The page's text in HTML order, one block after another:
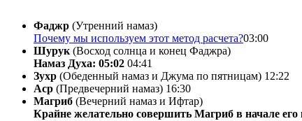
Фаджр (Утренний намаз)
Почему мы используем этот метод расчета?03:00
Шурук (Восход солнца и конец Фаджра)
Намаз Духа: 05:02 04:41
Зухр (Обеденный намаз и Джума по пятницам) 12:22
Аср (Предвечерний намаз) 16:30
Магриб (Вечерний намаз и Ифтар)
Крайне желательно совершить Магриб в начале его